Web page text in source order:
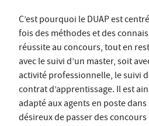
C’est pourquoi le DUAP est
fois des méthodes et des
réussite au concours, tout en
avec le suivi d’un master, soit
activité professionnelle, le suivi
contrat d’apprentissage. Il est
adapté aux agents en poste
désireux de passer des